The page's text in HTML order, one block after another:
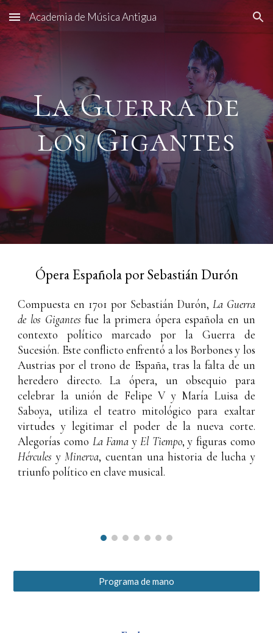
Skip to main content Skip to navigation
Academia de Música Antigua
La Guerra de
los Gigantes
Ópera Española por Sebastián Durón
Compuesta en 1701 por Sebastián Durón, La Guerra
de los Gigantes fue la primera ópera española en un
contexto político marcado por la Guerra de
Sucesión. Este conflicto enfrentó a los Borbones y los
Austrias por el trono de España, tras la falta de un
heredero directo. La ópera, un obsequio para
celebrar la unión de Felipe V y María Luisa de
Saboya, utiliza el teatro mitológico para exaltar
virtudes y legitimar el poder de la nueva corte.
Alegorías como La Fama yEl Tiempo, y figuras como
Hércules yMinerva, cuentan una historia de lucha y
triunfo político en clave musical.
Programa de mano